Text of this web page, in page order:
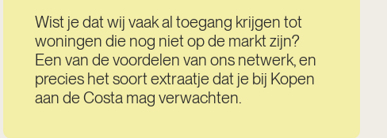
Wist je dat wij vaak al toegang krijgen tot
woningen die nog niet op de markt zijn?
Een van de voordelen van ons netwerk, en
precies het soort extraatje dat je bij Kopen
aan de Costa mag verwachten.